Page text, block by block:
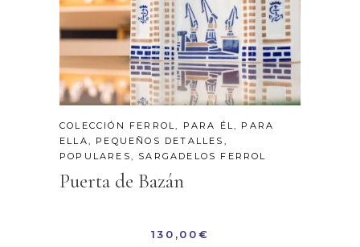
COLECCIÓN FERROL, PARA ÉL, PARA
ELLA, PEQUEÑOS DETALLES ,
POPULARES, SARGADELOS FERROL
Puerta de Bazán
130,00€